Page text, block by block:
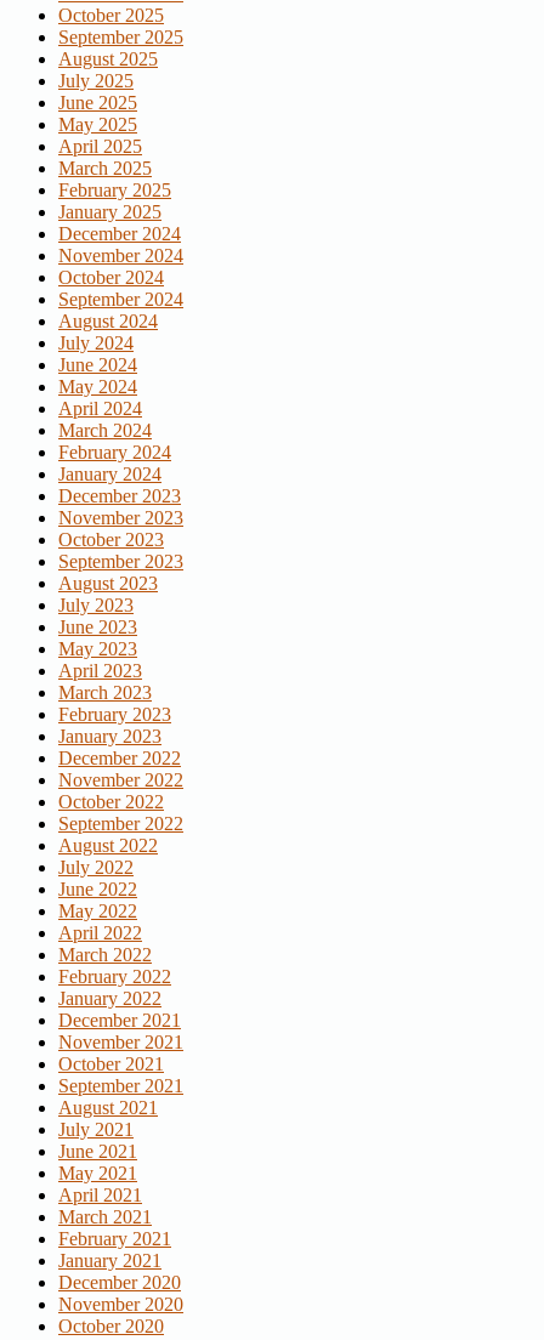
October 2025
September 2025
August 2025
July 2025
June 2025
May 2025
April 2025
March 2025
February 2025
January 2025
December 2024
November 2024
October 2024
September 2024
August 2024
July 2024
June 2024
May 2024
April 2024
March 2024
February 2024
January 2024
December 2023
November 2023
October 2023
September 2023
August 2023
July 2023
June 2023
May 2023
April 2023
March 2023
February 2023
January 2023
December 2022
November 2022
October 2022
September 2022
August 2022
July 2022
June 2022
May 2022
April 2022
March 2022
February 2022
January 2022
December 2021
November 2021
October 2021
September 2021
August 2021
July 2021
June 2021
May 2021
April 2021
March 2021
February 2021
January 2021
December 2020
November 2020
October 2020